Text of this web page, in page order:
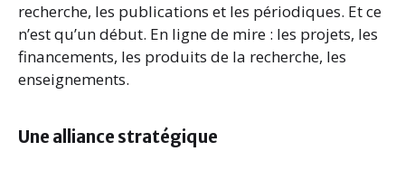
recherche, les publications et les périodiques. Et ce
n’est qu’un début. En ligne de mire : les projets, les
financements, les produits de la recherche, les
enseignements.
Une alliance stratégique